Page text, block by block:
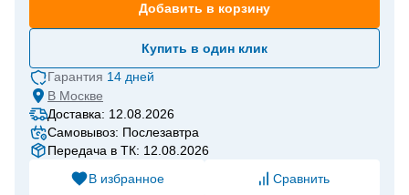
Добавить в корзину
Купить в один клик
Гарантия 14 дней
В Москве
Доставка: 12.08.2026
Самовывоз: Послезавтра
Передача в ТК: 12.08.2026
В избранное
Сравнить